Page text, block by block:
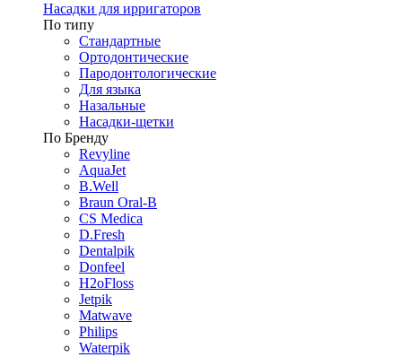
Насадки для ирригаторов
По типу
Стандартные
Ортодонтические
Пародонтологические
Для языка
Назальные
Насадки-щетки
По Бренду
Revyline
AquaJet
B.Well
Braun Oral-B
CS Medica
D.Fresh
Dentalpik
Donfeel
H2oFloss
Jetpik
Matwave
Philips
Waterpik